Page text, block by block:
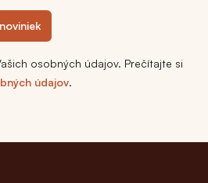
osobných údajov. Prečítajte si
údajov.